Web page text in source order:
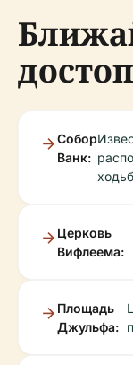
Собор
Ванк:
Церковь
Вифлеема:
Площадь
Джульфа: